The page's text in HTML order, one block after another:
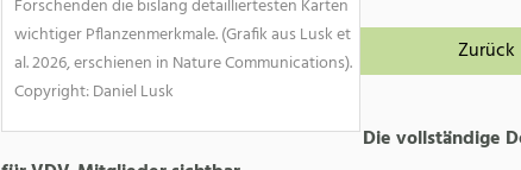
Forschenden die bislang detailliertesten Karten
wichtiger Pflanzenmerkmale. (Grafik aus Lusk et
al. 2026, erschienen in Nature Communications).
Copyright: Daniel Lusk
Zurück
Die vollständige